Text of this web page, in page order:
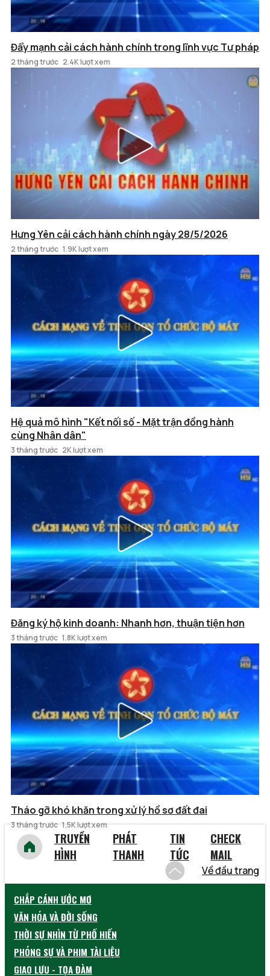
Đẩy mạnh cải cách hành chính trong lĩnh vực Tư pháp
2 tháng trước 2.4K lượt xem
Hưng Yên cải cách hành chính ngày 28/5/2026
2 tháng trước 1.9K lượt xem
Hệ quả mô hình "Kết nối số - Mặt trận đồng hành
cùng Nhân dân"
3 tháng trước 2K lượt xem
Đăng ký hộ kinh doanh: Nhanh hơn, thuận tiện hơn
3 tháng trước 1.8K lượt xem
Tháo gỡ khó khăn trong xử lý hồ sơ đất đai
3 tháng trước 1.5K lượt xem
TRUYỀN
HÌNH
PHÁT
THANH
TIN
TỨC
CHECK
MAIL
Về đầu trang
CHẮP CÁNH ƯỚC MƠ
VĂN HÓA VÀ ĐỜI SỐNG
THỜI SỰ NHÌN TỪ PHỐ HIẾN
PHÓNG SỰ VÀ PHIM TÀI LIỆU
GIAO LƯU - TỌA ĐÀM